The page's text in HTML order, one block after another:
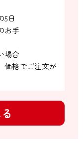
5日
お手
場合
価格でご注文が